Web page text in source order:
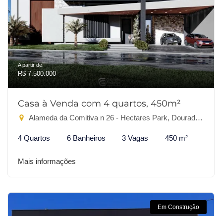
A partir de:
R$ 7.500.000
Casa à Venda com 4 quartos, 450m²
Alameda da Comitiva n 26 - Hectares Park, Dourados-MS
4 Quartos 6 Banheiros 3 Vagas 450 m²
Mais informações
Em Construção